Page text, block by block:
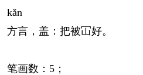
kǎn
方言，盖：把被冚好。
笔画数：5；